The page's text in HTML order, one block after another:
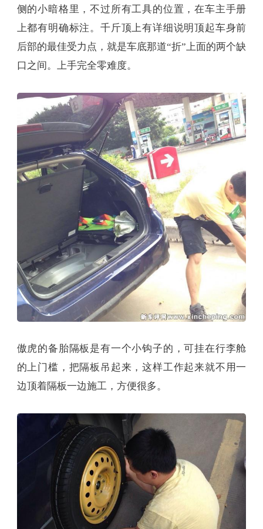
侧的小暗格里，不过所有工具的位置，在车主手册
上都有明确标注。千斤顶上有详细说明顶起车身前
后部的最佳受力点，就是车底那道“折”上面的两个缺
口之间。上手完全零难度。
傲虎的备胎隔板是有一个小钩子的，可挂在行李舱
的上门槛，把隔板吊起来，这样工作起来就不用一
边顶着隔板一边施工，方便很多。